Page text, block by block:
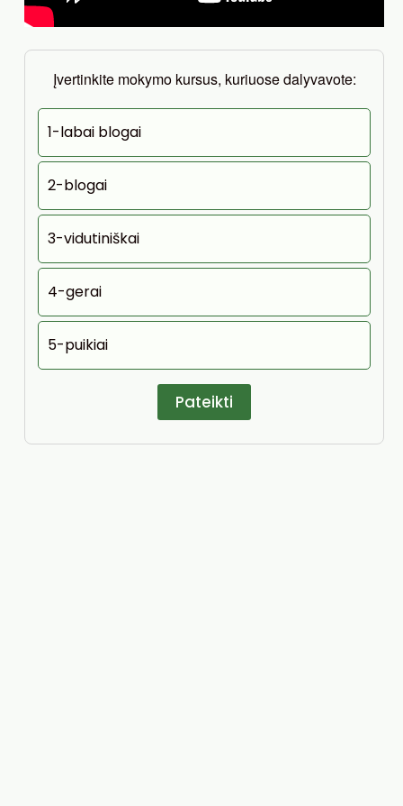
Įvertinkite mokymo kursus, kuriuose dalyvavote:
1-labai blogai
2-blogai
3-vidutiniškai
4-gerai
5-puikiai